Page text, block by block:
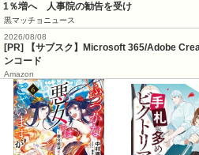
1％増へ    人事院の勧告を受け
黒マッチョニュース
2026/08/08
[PR] 【サブスク】Microsoft 365/Adobe
ンコード
Amazon